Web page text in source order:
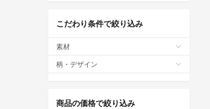
こだわり条件で絞り込み
素材
柄・デザイン
商品の価格で絞り込み